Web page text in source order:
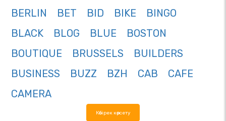
BERLIN
BET BID BIKE
BINGO
BLACK
BLOG BLUE
BOSTON
BOUTIQUE
BRUSSELS
BUILDERS
BUSINESS
BUZZ BZH CAB
CAFE
CAMERA
Көбірек көрсету